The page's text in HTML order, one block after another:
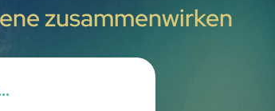
zusammenwirken